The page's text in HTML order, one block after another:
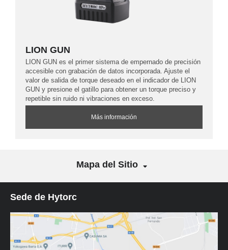
LION GUN
LION GUN es el primer sistema de empernado de precisión
accesible con grabación de datos incorporada. Ajuste el
valor de salida de torque deseado en el indicador de LION
GUN y presione el gatillo para obtener un torque preciso y
repetible sin ruido ni vibraciones en exceso.
Más información
Mapa del Sitio
Sede de Hytorc